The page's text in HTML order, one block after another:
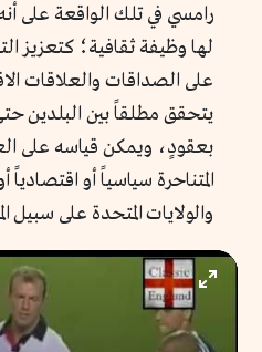
رامسي في تلك الواقعة على
لها وظيفة ثقافية؛ كتعزيز
على الصداقات والعلاقات
يتحقق مطلقاً بين البلدين
بعقودٍ، ويمكن قياسه على
المتناحرة سياسياً أو اقتصادياً
والولايات المتحدة على سبيل